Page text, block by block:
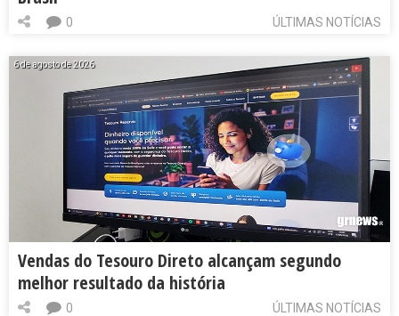
ÚLTIMAS NOTÍCIAS
0
6 de agosto de 2026
Vendas do Tesouro Direto alcançam segundo
melhor resultado da história
ÚLTIMAS NOTÍCIAS
0